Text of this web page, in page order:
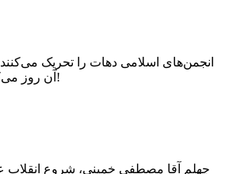
انجمن‌های اسلامی دهات را تحریک
آن روز می‌کردی که ما ده هزار نفر آدم آمدیم درِ خانه‌ات، گفتیم: الله اکبر؛ برای نماز بیا. مصلحت ندیدی از خونه برای [ اقامه] نماز تشریف بیاوری!
چهلم آقا مصطفی خمینی، شروع